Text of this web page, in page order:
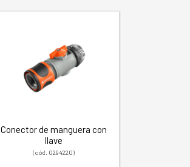
Conector de manguera con
llave
(cód. 0294220)